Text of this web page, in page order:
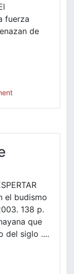
fuerza
de
on
de
el budismo
138 p.
que
del siglo ....